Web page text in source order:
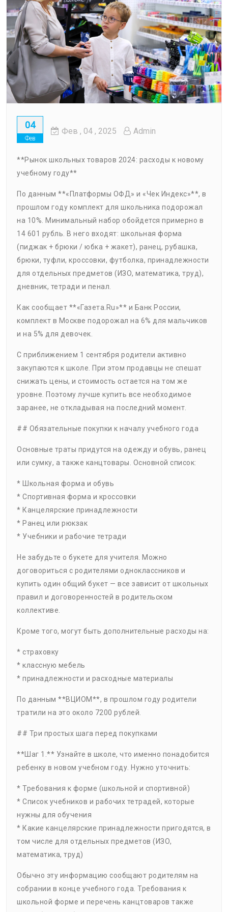
04
Фев
Фев , 04 , 2025 Admin
**Рынок школьных товаров 2024: расходы к новому
учебному году**
По данным **«Платформы ОФД» и «Чек Индекс»**, в
прошлом году комплект для школьника подорожал
на 10%. Минимальный набор обойдется примерно в
14 601 рубль. В него входят: школьная форма
(пиджак + брюки / юбка + жакет), ранец, рубашка,
брюки, туфли, кроссовки, футболка, принадлежности
для отдельных предметов (ИЗО, математика, труд),
дневник, тетради и пенал.
Как сообщает **«Газета.Ru»** и Банк России,
комплект в Москве подорожал на 6% для мальчиков
и на 5% для девочек.
С приближением 1 сентября родители активно
закупаются к школе. При этом продавцы не спешат
снижать цены, и стоимость остается на том же
уровне. Поэтому лучше купить все необходимое
заранее, не откладывая на последний момент.
## Обязательные покупки к началу учебного года
Основные траты придутся на одежду и обувь, ранец
или сумку, а также канцтовары. Основной список:
* Школьная форма и обувь
* Спортивная форма и кроссовки
* Канцелярские принадлежности
* Ранец или рюкзак
* Учебники и рабочие тетради
Не забудьте о букете для учителя. Можно
договориться с родителями одноклассников и
купить один общий букет — все зависит от школьных
правил и договоренностей в родительском
коллективе.
Кроме того, могут быть дополнительные расходы на:
* страховку
* классную мебель
* принадлежности и расходные материалы
По данным **ВЦИОМ**, в прошлом году родители
тратили на это около 7200 рублей.
## Три простых шага перед покупками
**Шаг 1.** Узнайте в школе, что именно понадобится
ребенку в новом учебном году. Нужно уточнить:
* Требования к форме (школьной и спортивной)
* Список учебников и рабочих тетрадей, которые
нужны для обучения
* Какие канцелярские принадлежности пригодятся, в
том числе для отдельных предметов (ИЗО,
математика, труд)
Обычно эту информацию сообщают родителям на
собрании в конце учебного года. Требования к
школьной форме и перечень канцтоваров также